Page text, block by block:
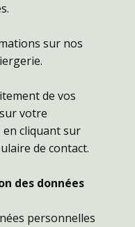
sur nos
de vos
votre
cliquant sur
de contact.
des données
personnelles